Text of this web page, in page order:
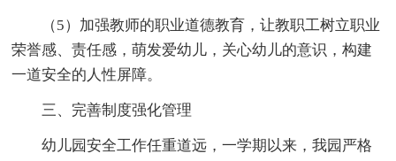
（5）加强教师的职业道德教育，让教职工树立职业
荣誉感、责任感，萌发爱幼儿，关心幼儿的意识，构建
一道安全的人性屏障。
三、完善制度强化管理
幼儿园安全工作任重道远，一学期以来，我园严格